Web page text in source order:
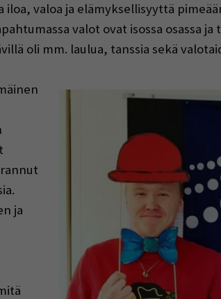
valoa ja elämyksellisyyttä
valot ovat isossa osassa
oli mm. laulua, tanssia sekä
ja